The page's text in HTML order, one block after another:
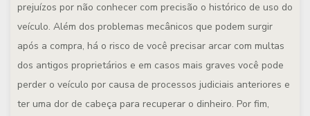
prejuízos por não conhecer com precisão o histórico de uso do
veículo. Além dos problemas mecânicos que podem surgir
após a compra, há o risco de você precisar arcar com multas
dos antigos proprietários e em casos mais graves você pode
perder o veículo por causa de processos judiciais anteriores e
ter uma dor de cabeça para recuperar o dinheiro. Por fim,